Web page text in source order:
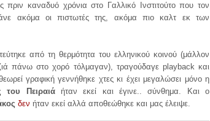
καναδυό χρόνια στο Γαλλικό Ινστιτούτο που τον
ακόμα οι πιστωτές της, ακόμα πιο καλτ εκ των
από τη θερμότητα του ελληνικού κοινού (μάλλον
πάνω στο χορό τόλμαγαν), τραγούδαγε playback και
γραφική γεννήθηκε χτες κι έχει μεγαλώσει μόνο η
Πειραιάήταν εκεί και έγινε.. σύνθημα. Και ο
δεν ήταν εκεί αλλά αποθεώθηκε και μας έλειψε.